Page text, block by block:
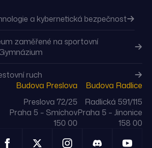
a kybernetická bezpečnost
zaměřené na sportovní
ruch
Budova Preslova
Preslova 72/25
Praha 5 – Smíchov
150 00
Budova Radlice
Radlická 591/115
Praha 5 – Jinonice
158 00